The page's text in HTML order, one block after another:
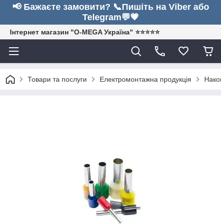
📢 Бажаєте замовити? 📞Пишіть на Viber або
Telegram💬💗
Інтернет магазин "O-MEGA Україна" ⭐⭐⭐⭐⭐
Товари та послуги Електромонтажна продукція